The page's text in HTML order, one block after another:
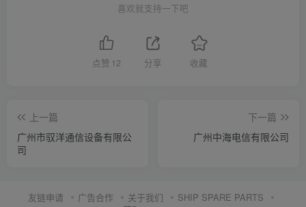
喜欢就支持一下吧
点赞 12 分享 收藏
上一篇
广州市驭洋通信设备有限公
司
下一篇
广州中海电信有限公司
友链申请 广告合作 关于我们
SHIP SPARE PARTS